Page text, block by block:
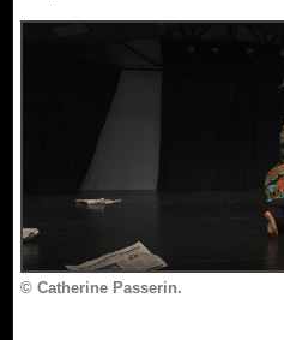
© Catherine Passerin.